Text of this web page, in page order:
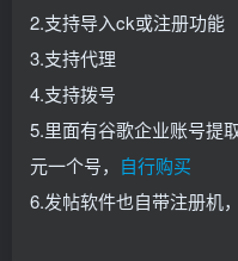
2.支持导入ck或注册功能
3.支持代理
4.支持拨号
5.里面有谷歌企业账号提
元一个号， 自行购买
6.发帖软件也自带注册机